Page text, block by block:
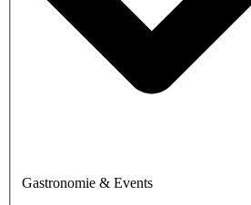
Gastronomie & Events